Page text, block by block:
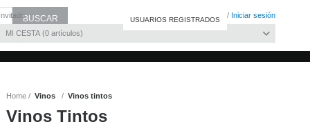
/ Iniciar sesión
MI CESTA 0 artículos
USUARIOS REGISTRADOS
Home Vinos Vinos tintos
Vinos Tintos